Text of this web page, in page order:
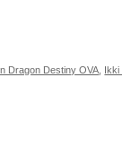
Dragon Destiny OVA Ikki